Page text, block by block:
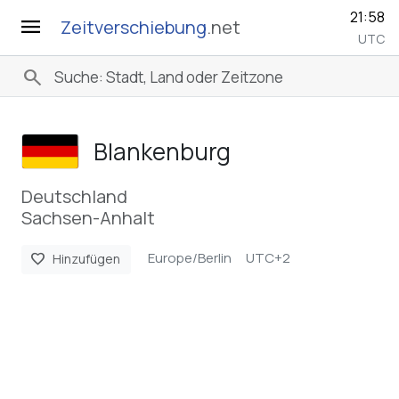
menu Zeitverschiebung.net 21:58
UTC
search
Blankenburg
Deutschland
Sachsen-Anhalt
favorite Hinzufügen Europe/Berlin UTC+2